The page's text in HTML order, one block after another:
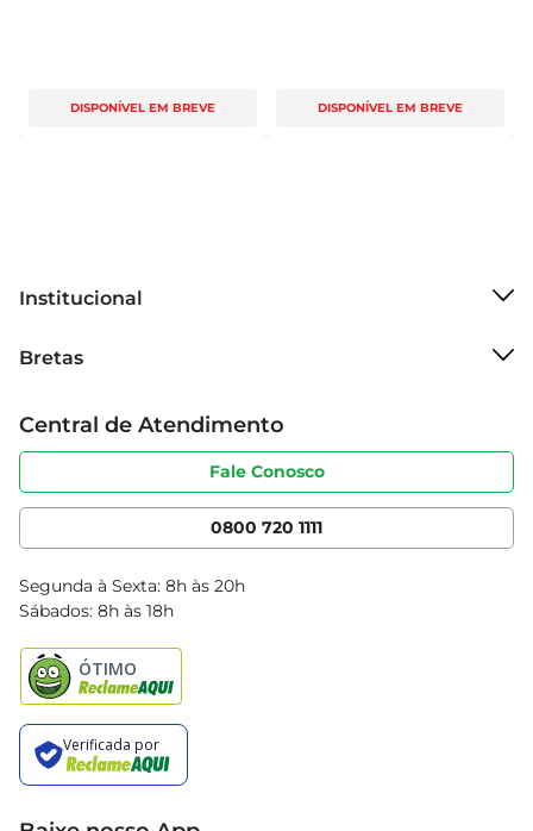
DISPONÍVEL EM BREVE DISPONÍVEL EM BREVE
Institucional
Grupo Cencosud
Sobre privacidade
Portal do fornecedor
Cencosud Media
Bretas
Produtos Bretas
Código de ética
Serviços
Clube Bretas
Blog Bretas
Black Friday
Central de Atendimento
Fale Conosco
0800 720 1111
Segunda à Sexta: 8h às 20h
Sábados: 8h às 18h